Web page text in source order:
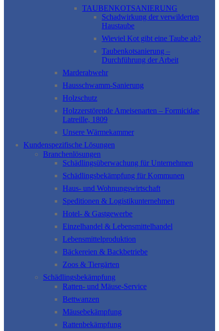
TAUBENKOTSANIERUNG
Schadwirkung der verwilderten
Haustaube
Wieviel Kot gibt eine Taube ab?
Taubenkotsanierung –
Durchführung der Arbeit
Marderabwehr
Hausschwamm-Sanierung
Holzschutz
Holzzerstörende Ameisenarten – Formicidae
Latreille, 1809
Unsere Wärmekammer
Kundenspezifische Lösungen
Branchenlösungen
Schädlingsüberwachung für Unternehmen
Schädlingsbekämpfung für Kommunen
Haus- und Wohnungswirtschaft
Speditionen & Logistikunternehmen
Hotel- & Gastgewerbe
Einzelhandel & Lebensmittelhandel
Lebensmittelproduktion
Bäckereien & Backbetriebe
Zoos & Tiergärten
Schädlingsbekämpfung
Ratten- und Mäuse-Service
Bettwanzen
Mäusebekämpfung
Rattenbekämpfung